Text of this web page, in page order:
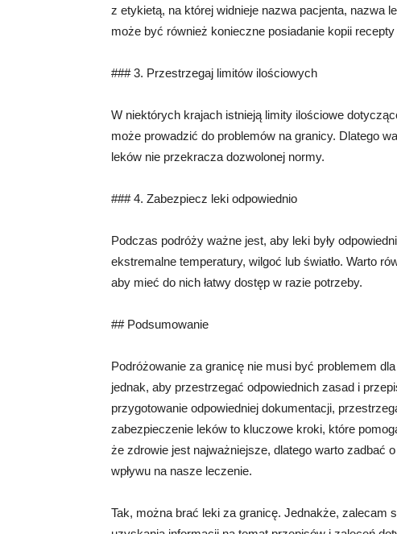
z etykietą, na której widnieje nazwa pacjenta, nazwa
może być również konieczne posiadanie kopii
### 3. Przestrzegaj limitów ilościowych
W niektórych krajach istnieją limity ilościowe
może prowadzić do problemów na granicy. Dlatego
leków nie przekracza dozwolonej normy.
### 4. Zabezpiecz leki odpowiednio
Podczas podróży ważne jest, aby leki były
ekstremalne temperatury, wilgoć lub światło. Warto
aby mieć do nich łatwy dostęp w razie potrzeby.
## Podsumowanie
Podróżowanie za granicę nie musi być problemem
jednak, aby przestrzegać odpowiednich zasad i
przygotowanie odpowiedniej dokumentacji,
zabezpieczenie leków to kluczowe kroki, które
że zdrowie jest najważniejsze, dlatego warto zadbać
wpływu na nasze leczenie.
Tak, można brać leki za granicę. Jednakże, zalecam